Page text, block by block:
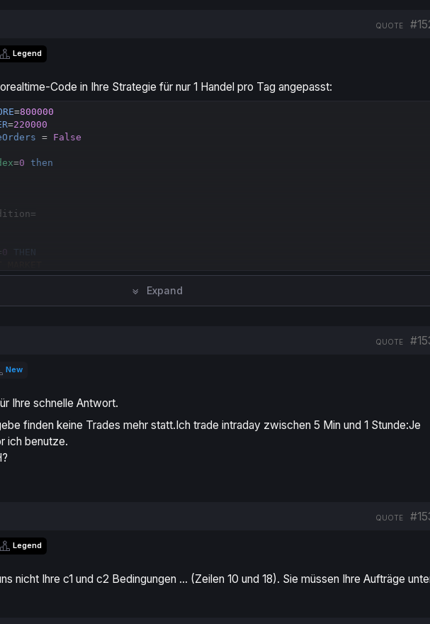
QUOTE
Legend
Code in Ihre Strategie für nur 1 Handel pro Tag angepasst:
=800000
=220000
= False
=0
then
0
THEN
45
Expand
QUOTE
New
Ihre schnelle Antwort.
finden keine Trades mehr statt.Ich trade intraday zwischen 5 Min und 1 Stunde:Je
ich benutze.
QUOTE
Legend
nicht Ihre c1 und c2 Bedingungen … (Zeilen 10 und 18). Sie müssen Ihre Aufträge